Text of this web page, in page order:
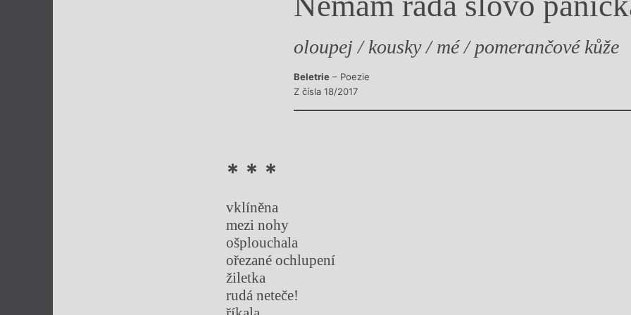
Výroční ceny
oloupej / kousky / mé / pomerančové kůže
Beletrie – Poezie
Z čísla 18/2017
* * *
vklíněna
mezi nohy
ošplouchala
ořezané ochlupení
žiletka
rudá neteče!